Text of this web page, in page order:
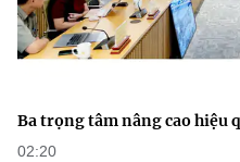
Ba trọng tâm nâng cao hiệu
02:20